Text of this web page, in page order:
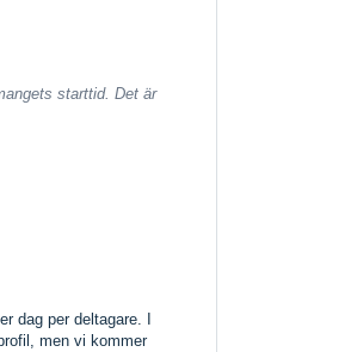
starttid. Det är
dag per deltagare. I
men vi kommer